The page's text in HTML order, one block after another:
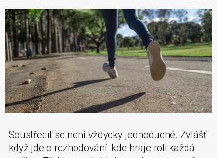
Soustředit se není vždycky jednoduché. Zvlášť
když jde o rozhodování, kde hraje roli každá